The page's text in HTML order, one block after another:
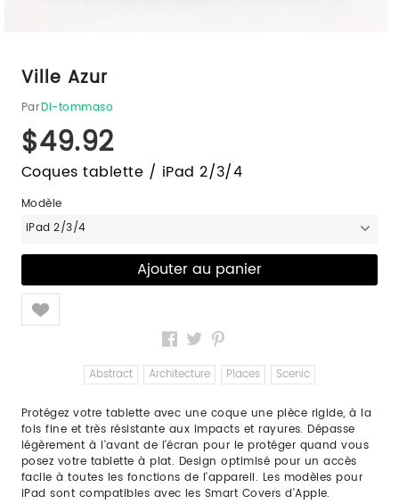
Ville Azur
ParDi-tommaso
$49.92
Coques tablette / iPad 2/3/4
Modèle
iPad 2/3/4
Like
Abstract Architecture Places Scenic
Protégez votre tablette avec une coque une pièce rigide, à la
fois fine et très résistante aux impacts et rayures. Dépasse
légèrement à l'avant de l'écran pour le protéger quand vous
posez votre tablette à plat. Design optimisé pour un accès
facile à toutes les fonctions de l'appareil. Les modèles pour
iPad sont compatibles avec les Smart Covers d'Apple.